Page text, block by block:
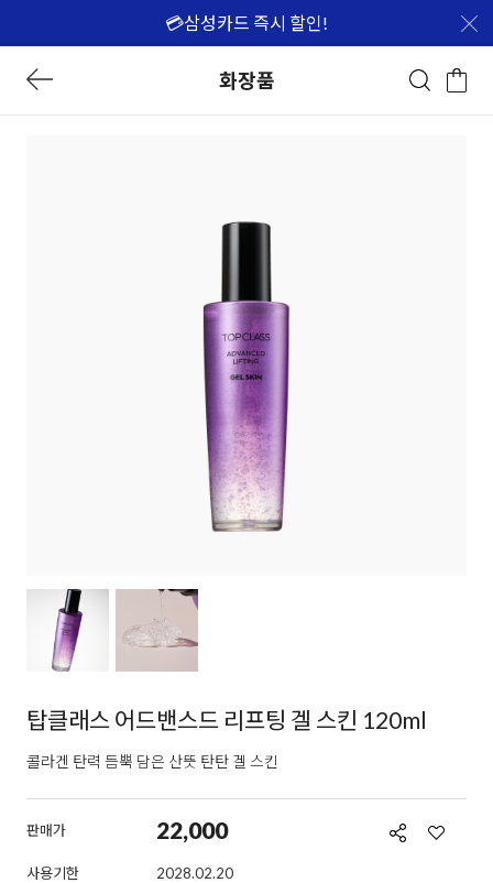
💳삼성카드 즉시 할인!
화장품
탑클래스 어드밴스드 리프팅 겔 스킨 120ml
콜라겐 탄력 듬뿍 담은 산뜻 탄탄 겔 스킨
판매가 22,000
사용기한 2028.02.20